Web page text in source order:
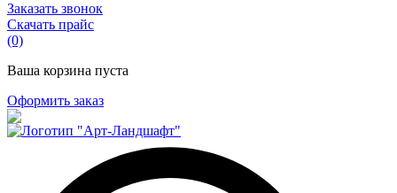
Заказать звонок
Скачать прайс
(0)
Ваша корзина пуста
Оформить заказ